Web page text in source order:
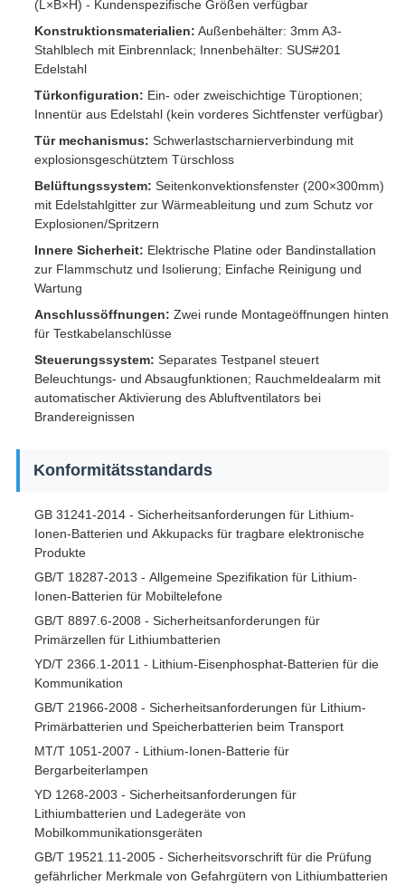
(L×B×H) - Kundenspezifische Größen verfügbar
Konstruktionsmaterialien: Außenbehälter: 3mm A3-
Stahlblech mit Einbrennlack; Innenbehälter: SUS#201
Edelstahl
Türkonfiguration: Ein- oder zweischichtige Türoptionen;
Innentür aus Edelstahl (kein vorderes Sichtfenster verfügbar)
Tür mechanismus: Schwerlastscharnierverbindung mit
explosionsgeschütztem Türschloss
Belüftungssystem: Seitenkonvektionsfenster (200×300mm)
mit Edelstahlgitter zur Wärmeableitung und zum Schutz vor
Explosionen/Spritzern
Innere Sicherheit: Elektrische Platine oder Bandinstallation
zur Flammschutz und Isolierung; Einfache Reinigung und
Wartung
Anschlussöffnungen: Zwei runde Montageöffnungen hinten
für Testkabelanschlüsse
Steuerungssystem: Separates Testpanel steuert
Beleuchtungs- und Absaugfunktionen; Rauchmeldealarm mit
automatischer Aktivierung des Abluftventilators bei
Brandereignissen
Konformitätsstandards
GB 31241-2014 - Sicherheitsanforderungen für Lithium-
Ionen-Batterien und Akkupacks für tragbare elektronische
Produkte
GB/T 18287-2013 - Allgemeine Spezifikation für Lithium-
Ionen-Batterien für Mobiltelefone
GB/T 8897.6-2008 - Sicherheitsanforderungen für
Primärzellen für Lithiumbatterien
YD/T 2366.1-2011 - Lithium-Eisenphosphat-Batterien für die
Kommunikation
GB/T 21966-2008 - Sicherheitsanforderungen für Lithium-
Primärbatterien und Speicherbatterien beim Transport
MT/T 1051-2007 - Lithium-Ionen-Batterie für
Bergarbeiterlampen
YD 1268-2003 - Sicherheitsanforderungen für
Lithiumbatterien und Ladegeräte von
Mobilkommunikationsgeräten
GB/T 19521.11-2005 - Sicherheitsvorschrift für die Prüfung
gefährlicher Merkmale von Gefahrgütern von Lithiumbatterien